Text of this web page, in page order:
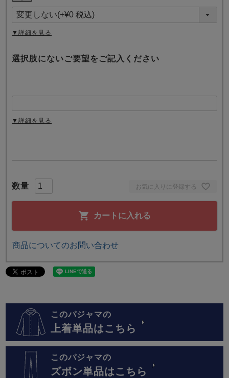
お気に入りに登録する
カートに入れる
須
)
▼詳細を見る
選択肢にないご要望をご記入ください
▼詳細を見る
商品についてのお問い合わせ
このパジャマの
上着単品はこちら
このパジャマの
ズボン単品はこちら